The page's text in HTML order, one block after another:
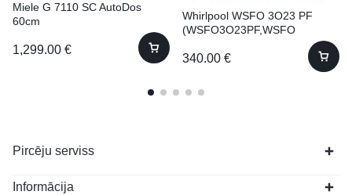
Miele G 7110 SC AutoDos
60cm
1,299.00 €
Whirlpool WSFO 3O23 PF
(WSFO3O23PF,WSFO
340.00 €
Pircēju serviss
Informācija